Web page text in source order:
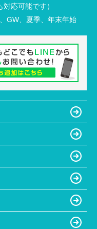
応可能です）
GW、夏季、年末年始